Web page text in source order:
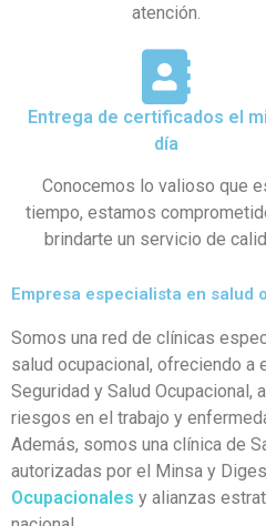
atención.
Entrega de certificados el
día
Conocemos lo valioso que
tiempo, estamos
brindarte un servicio de
Empresa especialista en salud
Somos una red de clínicas
salud ocupacional, ofreciendo
Seguridad y Salud
riesgos en el trabajo y
Además, somos una clínica de
autorizadas por el Minsa y
Ocupacionales y alianzas